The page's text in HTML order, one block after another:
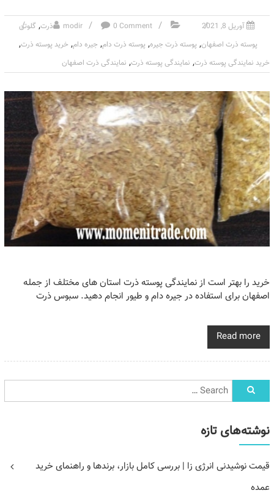
آوریل 8, 2021 modir 0 Comment ذرت, گلوتن
پوسته ذرت اصفهان, پوسته ذرت جیره, پوسته ذرت دام, جیره دام, خرید پوسته ذرت,
خرید نمایندگی پوسته ذرت, نمایندگی پوسته ذرت, نمایندگی ذرت اصفهان
خرید را بهتر است از نمایندگی پوسته ذرت استان های مختلف از جمله
اصفهان برای استفاده در جیره دام و طیور انجام دهید. سبوس ذرت
Read more
نوشته‌های تازه
قیمت نوشیدنی انرژی زا | بررسی کامل بازار، برندها و راهنمای خرید
عمده